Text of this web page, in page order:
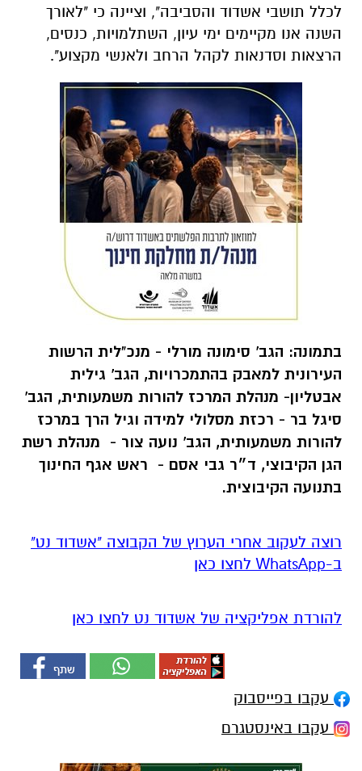
לכלל תושבי אשדוד והסביבה", וציינה כי "לאורך
השנה אנו מקיימים ימי עיון, השתלמויות, כנסים,
הרצאות וסדנאות לקהל הרחב ולאנשי מקצוע".
בתמונה: הגב' סימונה מורלי - מנכ"לית הרשות
העירונית למאבק בהתמכרויות, הגב' גילית
אבטליון- מנהלת המרכז להורות משמעותית, הגב'
סיגל בר - רכזת מסלולי למידה וגיל הרך במרכז
להורות משמעותית, הגב' נועה צור - מנהלת רשת
הגן הקיבוצי, ד״ר גבי אסם - ראש אגף החינוך
בתנועה הקיבוצית.
רוצה לעקוב אחרי הערוץ של הקבוצה "אשדוד נט"
ב-WhatsApp לחצו כאן
להורדת אפליקציה של אשדוד נט לחצו כאן
עקבו בפייסבוק
עקבו באינסטגרם